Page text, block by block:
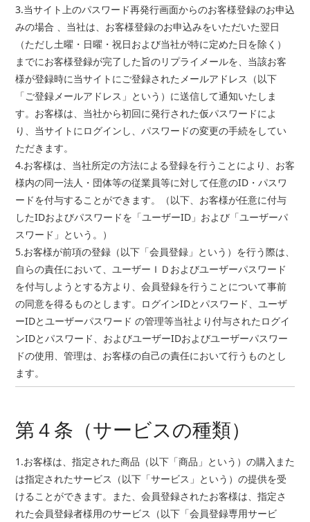
3.当サイト上のパスワード再発行画面からのお客様登録のお申込
みの場合 、当社は、お客様登録のお申込みをいただいた翌日
（ただし土曜・日曜・祝日および当社が特に定めた日を除く）
までにお客様登録が完了した旨のリプライメールを、当該お客
様が登録時に当サイトにご登録されたメールアドレス（以下
「ご登録メールアドレス」という）に送信して通知いたしま
す。お客様は、当社から初回に発行された仮パスワードによ
り、当サイトにログインし、パスワードの変更の手続をしてい
ただきます。
4.お客様は、当社所定の方法による登録を行うことにより、お客
様内の同一法人・団体等の従業員等に対して任意のID・パスワ
ードを付与することができます。（以下、お客様が任意に付与
したIDおよびパスワードを「ユーザーID」および「ユーザーパ
スワード」という。）
5.お客様が前項の登録（以下「会員登録」という）を行う際は、
自らの責任において、ユーザーＩＤおよびユーザーパスワード
を付与しようとする方より、会員登録を行うことについて事前
の同意を得るものとします。ログインIDとパスワード、ユーザ
ーIDとユーザーパスワード の管理等当社より付与されたログイ
ンIDとパスワード、およびユーザーIDおよびユーザーパスワー
ドの使用、管理は、お客様の自己の責任において行うものとし
ます。
第４条（サービスの種類）
1.お客様は、指定された商品（以下「商品」という）の購入また
は指定されたサービス（以下「サービス」という）の提供を受
けることができます。また、会員登録されたお客様は、指定さ
れた会員登録者様用のサービス（以下「会員登録専用サービ